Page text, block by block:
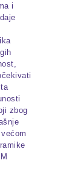
i
zbog